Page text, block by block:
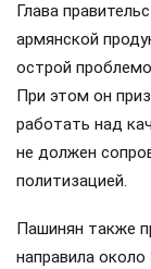
Глава
армянской
острой
При этом он
работать над
не должен
политизацией.
Пашинян также
направила